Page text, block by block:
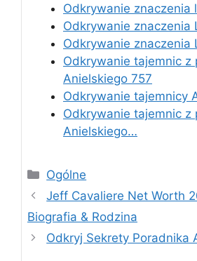
Odkrywanie znaczenia
Odkrywanie znaczenia
Odkrywanie znaczenia
Odkrywanie tajemnic z
Anielskiego 757
Odkrywanie tajemnicy
Odkrywanie tajemnic z
Anielskiego…
Categories
Ogólne
Jeff Cavaliere Net Worth
Biografia & Rodzina
Odkryj Sekrety Poradnika